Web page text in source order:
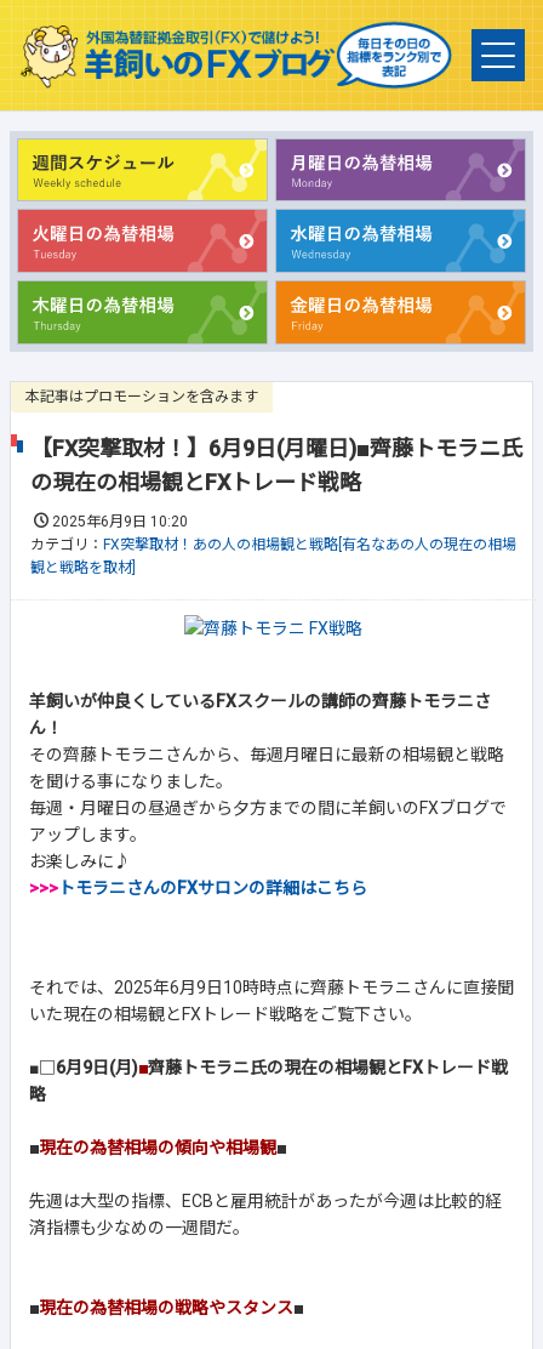
本記事はプロモーションを含みます
【FX突撃取材！】6月9日(月曜日)■齊藤トモラニ氏
の現在の相場観とFXトレード戦略
2025年6月9日 10:20
カテゴリ： FX突撃取材！あの人の相場観と戦略[有名なあの人の現在の相場
観と戦略を取材]
羊飼いが仲良くしているFXスクールの講師の齊藤トモラニさ
ん！
その齊藤トモラニさんから、毎週月曜日に最新の相場観と戦略
を聞ける事になりました。
毎週・月曜日の昼過ぎから夕方までの間に羊飼いのFXブログで
アップします。
お楽しみに♪
>>> トモラニさんのFXサロンの詳細はこちら
それでは、2025年6月9日10時時点に齊藤トモラニさんに直接聞
いた現在の相場観とFXトレード戦略をご覧下さい。
■□6月9日(月)■齊藤トモラニ氏の現在の相場観とFXトレード戦
略
■現在の為替相場の傾向や相場観■
先週は大型の指標、ECBと雇用統計があったが今週は比較的経
済指標も少なめの一週間だ。
■現在の為替相場の戦略やスタンス■